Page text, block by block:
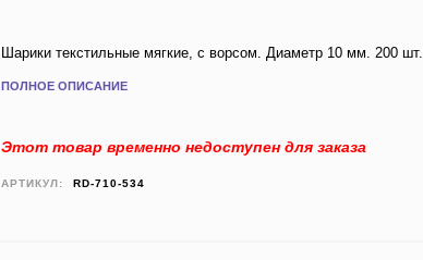
Шарики текстильные мягкие, с ворсом. Диаметр 10 мм. 200 шт.
ПОЛНОЕ ОПИСАНИЕ
Этот товар временно недоступен для заказа
АРТИКУЛ: RD-710-534